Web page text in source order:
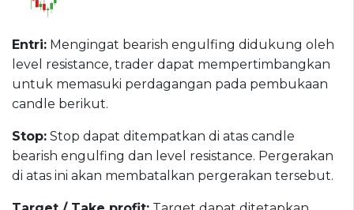
Entri: Mengingat bearish engulfing didukung oleh
level resistance, trader dapat mempertimbangkan
untuk memasuki perdagangan pada pembukaan
candle berikut.
Stop: Stop dapat ditempatkan di atas candle
bearish engulfing dan level resistance. Pergerakan
di atas ini akan membatalkan pergerakan tersebut.